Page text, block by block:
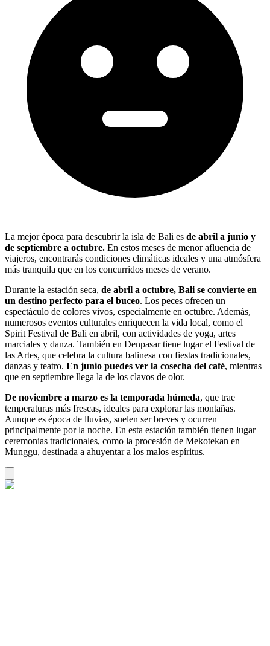
La mejor época para descubrir la isla de Bali es de abril a junio y
de septiembre a octubre. En estos meses de menor afluencia de
viajeros, encontrarás condiciones climáticas ideales y una atmósfera
más tranquila que en los concurridos meses de verano.
Durante la estación seca, de abril a octubre, Bali se convierte en
un destino perfecto para el buceo. Los peces ofrecen un
espectáculo de colores vivos, especialmente en octubre. Además,
numerosos eventos culturales enriquecen la vida local, como el
Spirit Festival de Bali en abril, con actividades de yoga, artes
marciales y danza. También en Denpasar tiene lugar el Festival de
las Artes, que celebra la cultura balinesa con fiestas tradicionales,
danzas y teatro. En junio puedes ver la cosecha del café, mientras
que en septiembre llega la de los clavos de olor.
De noviembre a marzo es la temporada húmeda, que trae
temperaturas más frescas, ideales para explorar las montañas.
Aunque es época de lluvias, suelen ser breves y ocurren
principalmente por la noche. En esta estación también tienen lugar
ceremonias tradicionales, como la procesión de Mekotekan en
Munggu, destinada a ahuyentar a los malos espíritus.